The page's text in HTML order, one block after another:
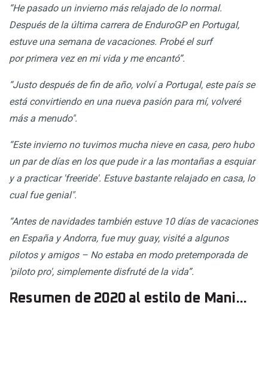
“He pasado un invierno más relajado de lo normal.
Después de la última carrera de EnduroGP en Portugal,
estuve una semana de vacaciones. Probé el surf
por primera vez en mi vida y me encantó”.
“Justo después de fin de año, volví a Portugal, este país se
está convirtiendo en una nueva pasión para mí, volveré
más a menudo".
“Este invierno no tuvimos mucha nieve en casa, pero hubo
un par de días en los que pude ir a las montañas a esquiar
y a practicar 'freeride'. Estuve bastante relajado en casa, lo
cual fue genial".
“Antes de navidades también estuve 10 días de vacaciones
en España y Andorra, fue muy guay, visité a algunos
pilotos y amigos – No estaba en modo pretemporada de
'piloto pro', simplemente disfruté de la vida”.
Resumen de 2020 al estilo de Mani...